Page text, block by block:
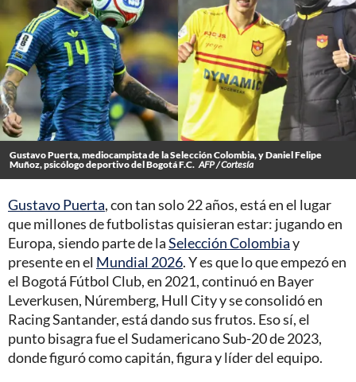
Gustavo Puerta, mediocampista de la Selección Colombia, y Daniel Felipe
Muñoz, psicólogo deportivo del Bogotá F.C. AFP / Cortesía
Gustavo Puerta, con tan solo 22 años, está en el lugar
que millones de futbolistas quisieran estar: jugando en
Europa, siendo parte de laSelección Colombiay
presente en el Mundial 2026. Y es que lo que empezó en
el Bogotá Fútbol Club, en 2021, continuó en Bayer
Leverkusen, Núremberg, Hull City y se consolidó en
Racing Santander, está dando sus frutos. Eso sí, el
punto bisagra fue el Sudamericano Sub-20 de 2023,
donde figuró como capitán, figura y líder del equipo.